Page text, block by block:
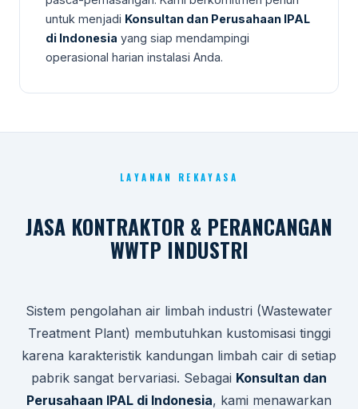
untuk menjadi Konsultan dan Perusahaan IPAL
di Indonesia yang siap mendampingi
operasional harian instalasi Anda.
LAYANAN REKAYASA
JASA KONTRAKTOR & PERANCANGAN
WWTP INDUSTRI
Sistem pengolahan air limbah industri (Wastewater
Treatment Plant) membutuhkan kustomisasi tinggi
karena karakteristik kandungan limbah cair di setiap
pabrik sangat bervariasi. Sebagai Konsultan dan
Perusahaan IPAL di Indonesia, kami menawarkan